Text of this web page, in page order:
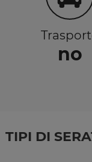
no
TIPI DI